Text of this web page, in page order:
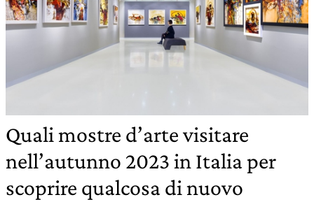
Quali mostre d’arte visitare
nell’autunno 2023 in Italia per
scoprire qualcosa di nuovo